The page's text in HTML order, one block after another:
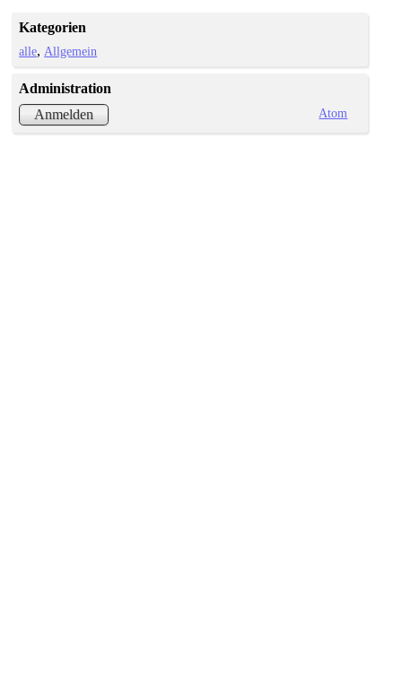
Kategorien
alle Allgemein
Administration
Anmelden
Atom